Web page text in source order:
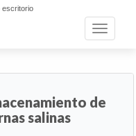
escritorio
Toggle
de
salinas